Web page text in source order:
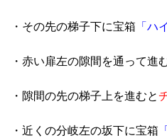
・その先の梯子下に宝箱 「ハ
・赤い扉左の隙間を通って進
・隙間の先の梯子上を進むと
・近くの分岐左の坂下に宝箱